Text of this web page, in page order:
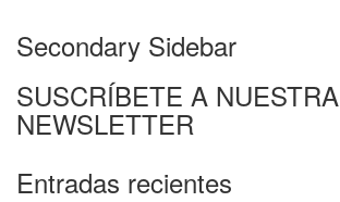
Secondary Sidebar
SUSCRÍBETE A NUESTRA
NEWSLETTER
Entradas recientes